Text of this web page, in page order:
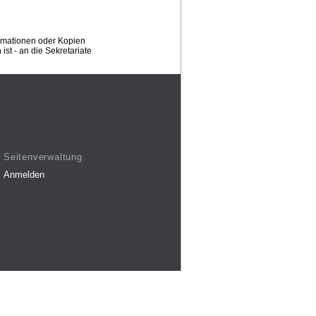
oder Kopien
- an die Sekretariate
Seitenverwaltung
Anmelden